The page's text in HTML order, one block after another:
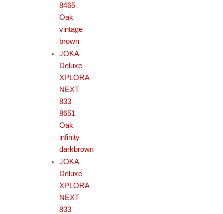
8465
Oak
vintage
brown
JOKA
Deluxe
XPLORA
NEXT
833
8651
Oak
infinity
darkbrown
JOKA
Deluxe
XPLORA
NEXT
833